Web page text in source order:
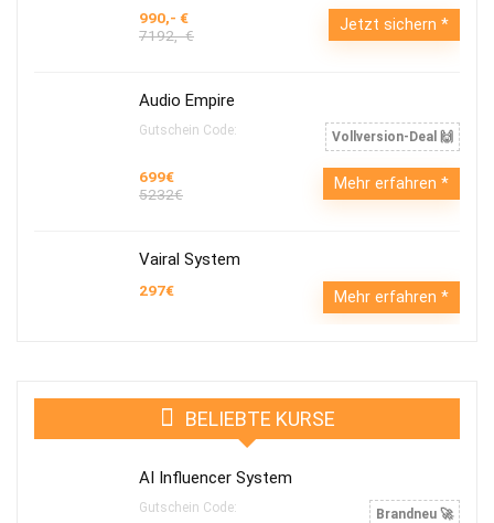
990,- €
7192,- €
Jetzt sichern
Audio Empire
Gutschein Code: Vollversion-Deal 🙌
699€
5232€
Mehr erfahren
Vairal System
297€ Mehr erfahren
BELIEBTE KURSE
AI Influencer System
Gutschein Code: Brandneu 🚀